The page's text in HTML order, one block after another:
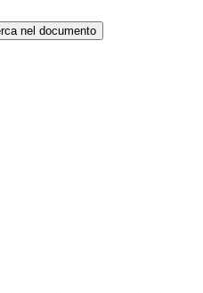
nel documento